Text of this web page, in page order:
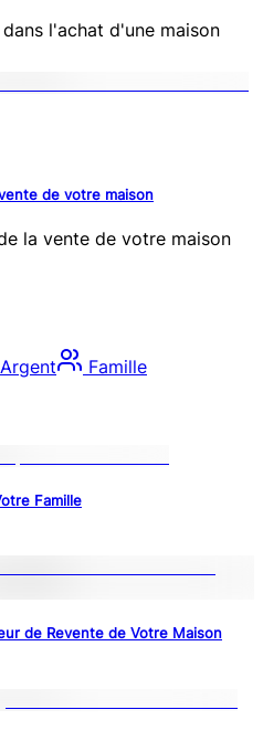
l'achat d'une maison
de votre maison
la vente de votre maison
Argent Famille
Famille
de Revente de Votre Maison